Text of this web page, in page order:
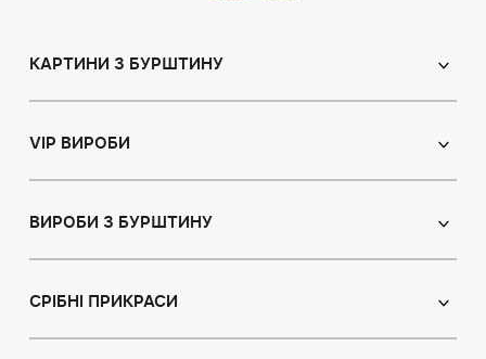
КАРТИНИ З БУРШТИНУ
Іменні ікони
Натюрморт
Мисливська тема
VIP ВИРОБИ
Ікони з пластин
ВИРОБИ З БУРШТИНУ
Браслети
СРІБНІ ПРИКРАСИ